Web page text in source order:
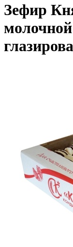
Зефир